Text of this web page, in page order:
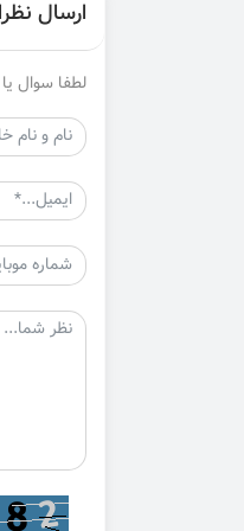
ارسال
لطفا سوال